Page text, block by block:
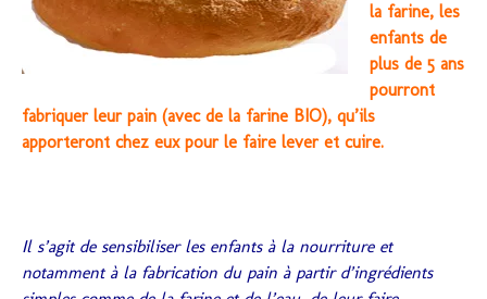
la farine, les
enfants de
plus de 5 ans
pourront
fabriquer leur pain (avec de la farine BIO), qu’ils
apporteront chez eux pour le faire lever et cuire.
Il s’agit de sensibiliser les enfants à la nourriture et
notamment à la fabrication du pain à partir d’ingrédients